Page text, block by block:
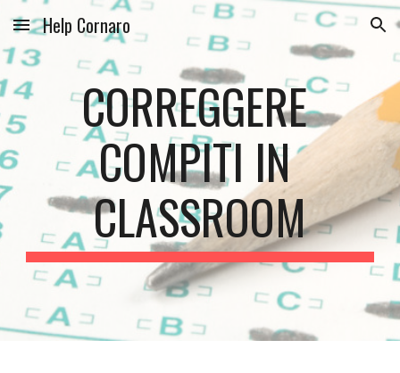
Skip to main content Skip to navigation
Help Cornaro
CORREGGERE
COMPITI IN
CLASSROOM